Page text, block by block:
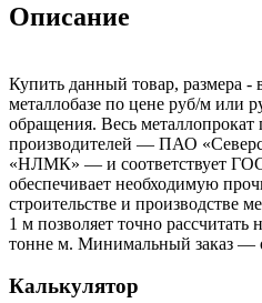
Описание
Купить данный товар, размера
металлобазе по цене руб/м или
обращения. Весь
производителей — ПАО
«НЛМК» — и соответствует
обеспечивает необходимую
строительстве и производстве
1 м позволяет точно
тонне м. Минимальный заказ —
Калькулятор